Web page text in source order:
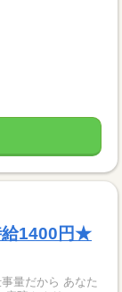
給1400円★
量だから あなた